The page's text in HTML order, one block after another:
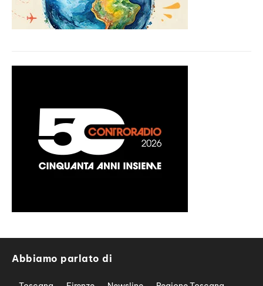
Abbiamo parlato di